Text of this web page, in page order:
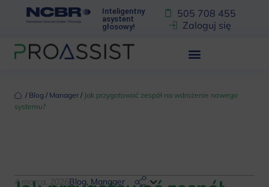
Inteligentny
asystent
głosowy!
505 708 455
Zaloguj się
‏‏‎ ‎/‏‏‎ ‎ Blog ‏‏‎ ‎/‏‏‎ ‎ Manager ‏‏‎ ‎/‏‏‎ ‎ Jak przygotować zespół na wdrożenie nowego
systemu?
4 marca, 2026 Blog, Manager